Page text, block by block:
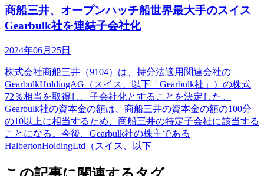
商船三井、オープンハッチ船世界最大手のスイス
Gearbulk社を連結子会社化
2024年06月25日
株式会社商船三井（9104）は、持分法適用関連会社の
GearbulkHoldingAG（スイス、以下「Gearbulk社」）の株式
72％相当を取得し、子会社化とすることを決定した。
Gearbulk社の資本金の額は、商船三井の資本金の額の100分
の10以上に相当するため、商船三井の特定子会社に該当する
ことになる。今後、Gearbulk社の株主である
HalbertonHoldingLtd（スイス、以下